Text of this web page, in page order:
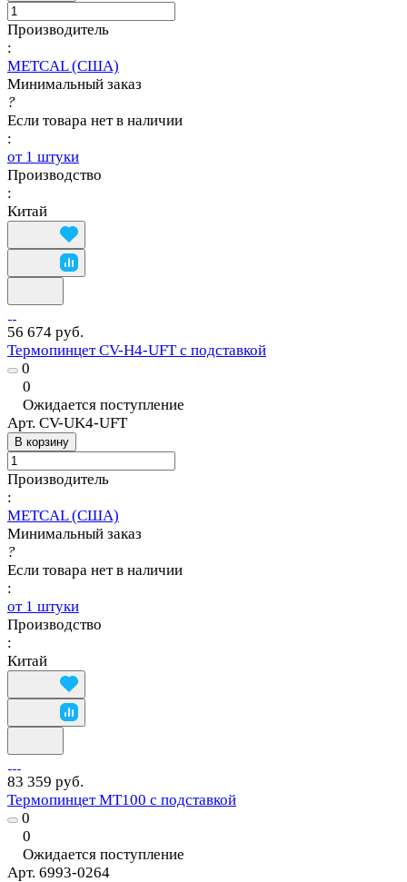
Производитель
:
METCAL (США)
Минимальный заказ
?
Если товара нет в наличии
:
от 1 штуки
Производство
:
Китай
56 674 руб.
Термопинцет CV-H4-UFT с подставкой
0
0
Ожидается поступление
Арт. CV-UK4-UFT
В корзину
Производитель
:
METCAL (США)
Минимальный заказ
?
Если товара нет в наличии
:
от 1 штуки
Производство
:
Китай
83 359 руб.
Термопинцет MT100 с подставкой
0
0
Ожидается поступление
Арт. 6993-0264